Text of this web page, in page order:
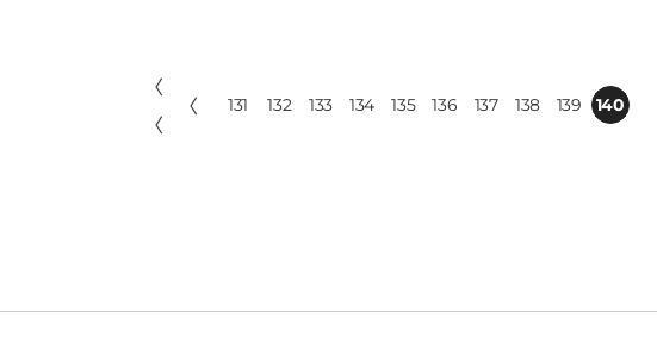
〈
〈
〈 131 132 133 134 135 136 137 138 139 140